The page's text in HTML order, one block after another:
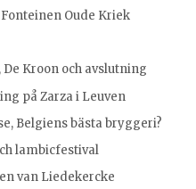
Oude Kriek
Kroon och avslutning
på Zarza i Leuven
Belgiens bästa bryggeri?
lambicfestival
van Liedekercke